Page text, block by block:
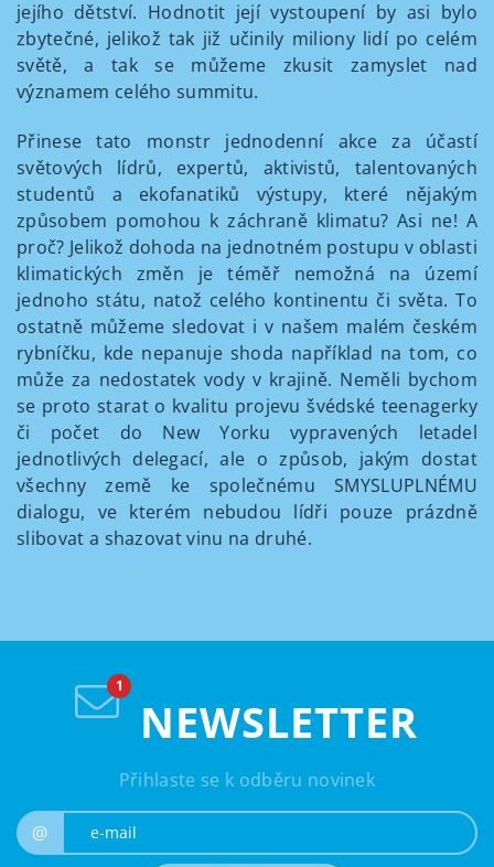
jejího dětství. Hodnotit její vystoupení by asi bylo
zbytečné, jelikož tak již učinily miliony lidí po celém
světě, a tak se můžeme zkusit zamyslet nad
významem celého summitu.
Přinese tato monstr jednodenní akce za účastí
světových lídrů, expertů, aktivistů, talentovaných
studentů a ekofanatiků výstupy, které nějakým
způsobem pomohou k záchraně klimatu? Asi ne! A
proč? Jelikož dohoda na jednotném postupu v oblasti
klimatických změn je téměř nemožná na území
jednoho státu, natož celého kontinentu či světa. To
ostatně můžeme sledovat i v našem malém českém
rybníčku, kde nepanuje shoda například na tom, co
může za nedostatek vody v krajině. Neměli bychom
se proto starat o kvalitu projevu švédské teenagerky
či počet do New Yorku vypravených letadel
jednotlivých delegací, ale o způsob, jakým dostat
všechny země ke společnému SMYSLUPLNÉMU
dialogu, ve kterém nebudou lídři pouze prázdně
slibovat a shazovat vinu na druhé.
NEWSLETTER
Přihlaste se k odběru novinek
@